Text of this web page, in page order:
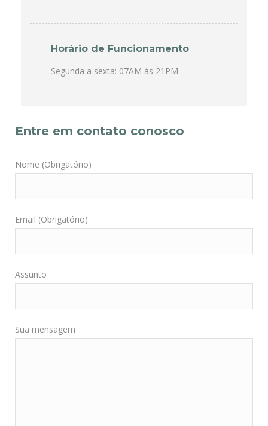
Horário de Funcionamento
Segunda a sexta: 07AM às 21PM
Entre em contato conosco
Nome (Obrigatório)
Email (Obrigatório)
Assunto
Sua mensagem